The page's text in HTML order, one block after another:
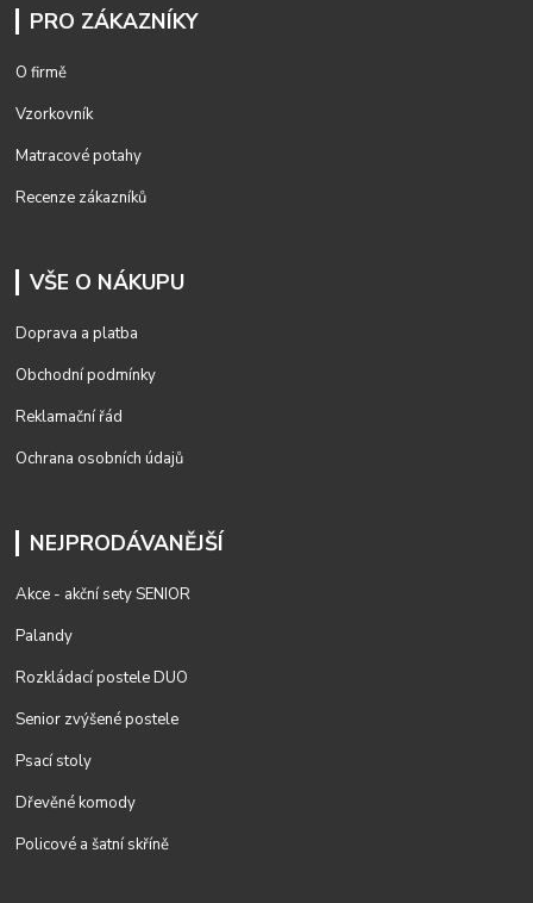
PRO ZÁKAZNÍKY
O firmě
Vzorkovník
Matracové potahy
Recenze zákazníků
VŠE O NÁKUPU
Doprava a platba
Obchodní podmínky
Reklamační řád
Ochrana osobních údajů
NEJPRODÁVANĚJŠÍ
Akce - akční sety SENIOR
Palandy
Rozkládací postele DUO
Senior zvýšené postele
Psací stoly
Dřevěné komody
Policové a šatní skříně